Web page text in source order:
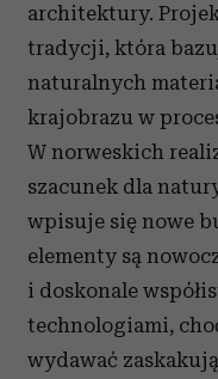
architektury.
tradycji, która
naturalnych
krajobrazu w
W norweskich
szacunek dla
wpisuje się nowe
elementy są
i doskonale
technologiami,
wydawać